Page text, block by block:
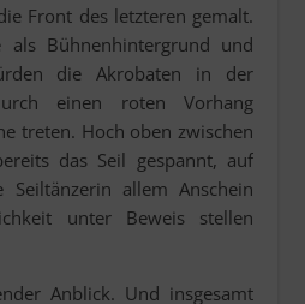
Front des letzteren gemalt.
als Bühnenhintergrund und
die Akrobaten in der
einen roten Vorhang
treten. Hoch oben zwischen
das Seil gespannt, auf
Seiltänzerin allem Anschein
unter Beweis stellen
Anblick. Und insgesamt